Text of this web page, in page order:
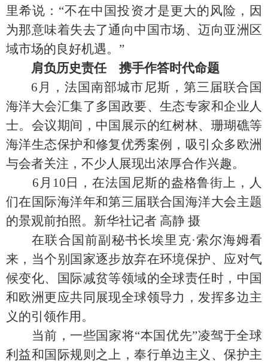
里希说：“不在中国投资才是更大的风险，因
为那意味着失去了通向中国市场、迈向亚洲区
域市场的良好机遇。”
肩负历史责任 携手作答时代命题
6月，法国南部城市尼斯，第三届联合国
海洋大会汇集了多国政要、生态专家和企业人
士。会议期间，中国展示的红树林、珊瑚礁等
海洋生态保护和修复优秀案例，吸引众多欧洲
与会者关注，不少人展现出浓厚合作兴趣。
6月10日，在法国尼斯的盎格鲁街上，人
们在国际海洋年和第三届联合国海洋大会主题
的景观前拍照。新华社记者 高静 摄
在联合国前副秘书长埃里克·索尔海姆看
来，当个别国家逐步放弃在环境保护、应对气
候变化、国际减贫等领域的全球责任时，中国
和欧洲更应共同展现全球领导力，发挥多边主
义的引领作用。
当前，一些国家将“本国优先”凌驾于全球
利益和国际规则之上，奉行单边主义、保护主